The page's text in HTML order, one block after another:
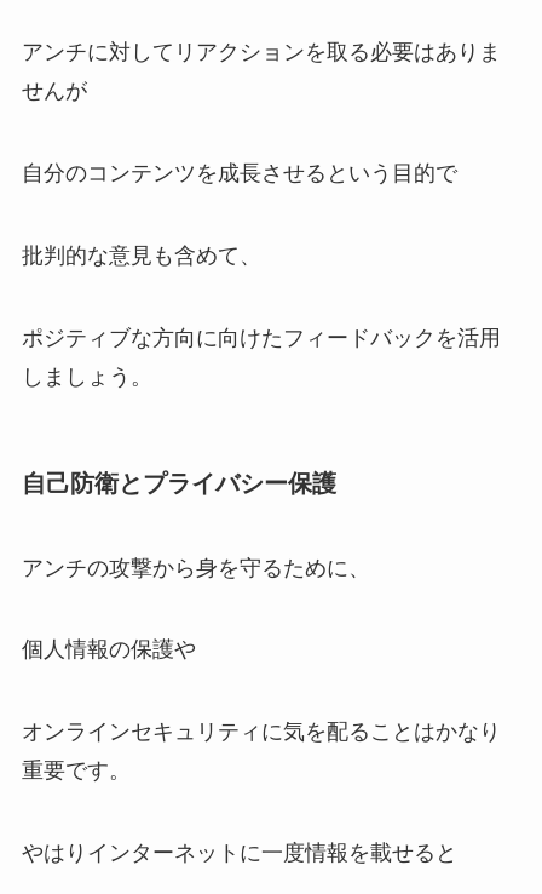
アンチに対してリアクションを取る必要はありま
せんが
自分のコンテンツを成長させるという目的で
批判的な意見も含めて、
ポジティブな方向に向けたフィードバックを活用
しましょう。
自己防衛とプライバシー保護
アンチの攻撃から身を守るために、
個人情報の保護や
オンラインセキュリティに気を配ることはかなり
重要です。
やはりインターネットに一度情報を載せると